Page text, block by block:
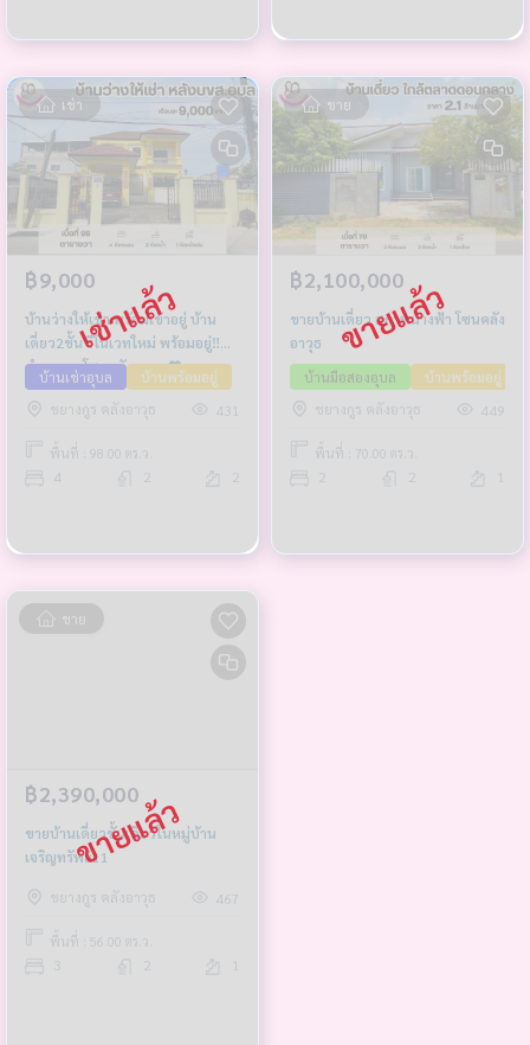
เช่า
฿9,000
บ้านว่างให้เช่า พร้อมเข้าอยู่ บ้าน
เดี่ยว2ชั้น รีโนเวทใหม่ พร้อมอยู่‼️
ทำเลทอง โซนคลังอาวุธ 💖
บ้านเช่าอุบล
บ้านพร้อมอยู่
ชยางกูร คลังอาวุธ
431
พื้นที่ : 98.00 ตร.ว.
4 2 2
ขาย
฿2,100,000
ขายบ้านเดี่ยว สภาพนางฟ้า โซนคลัง
อาวุธ
บ้านมือสองอุบล
บ้านพร้อมอยู่
ชยางกูร คลังอาวุธ
449
พื้นที่ : 70.00 ตร.ว.
2 2 1
ขาย
฿2,390,000
ขายบ้านเดี่ยวชั้นเดียวในหมู่บ้าน
เจริญทรัพย์11
ชยางกูร คลังอาวุธ 467
พื้นที่ : 56.00 ตร.ว.
2 1